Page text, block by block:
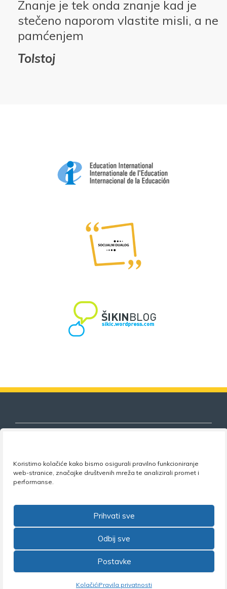
Koristimo kolačiće kako bismo osigurali pravilno funkcioniranje
web-stranice, značajke društvenih mreža te analizirali promet i
performanse.
Prihvati sve
Odbij sve
Postavke
KolačićiPravila privatnosti
Znanje je tek onda znanje kad je
stečeno naporom vlastite misli, a ne
pamćenjem
Tolstoj
Nezavisni sindikat znanosti i visokog
obrazovanja
Adresa: Florijana Andrašeca 18A / VI kat • 10 000
+385 1 4847 337